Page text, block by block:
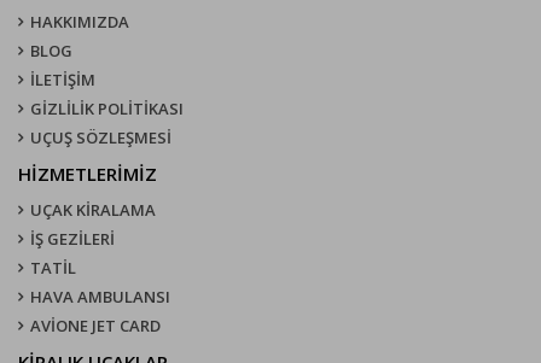
HAKKIMIZDA
BLOG
İLETİŞİM
GİZLİLİK POLİTİKASI
UÇUŞ SÖZLEŞMESI
HİZMETLERİMİZ
UÇAK KIRALAMA
İŞ GEZİLERİ
TATİL
HAVA AMBULANSI
AVİONE JET CARD